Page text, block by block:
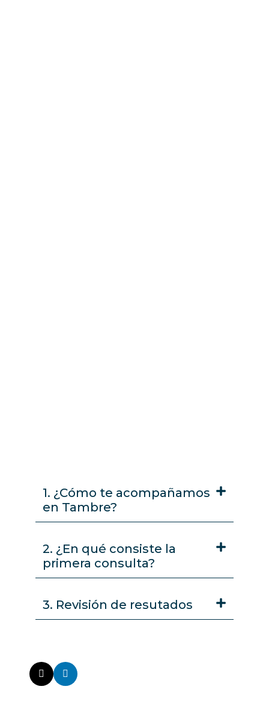
1. ¿Cómo te acompañamos
en Tambre?
2. ¿En qué consiste la
primera consulta?
3. Revisión de resutados